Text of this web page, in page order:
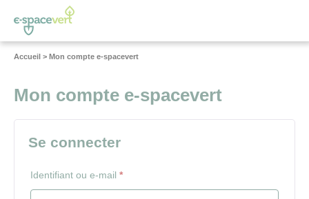
Panneau de gestion des cookies
Vous
Accueil> Mon compte e-spacevert
Mon compte e-spacevert
Se connecter
Identifiant ou e-mail *Obligatoire